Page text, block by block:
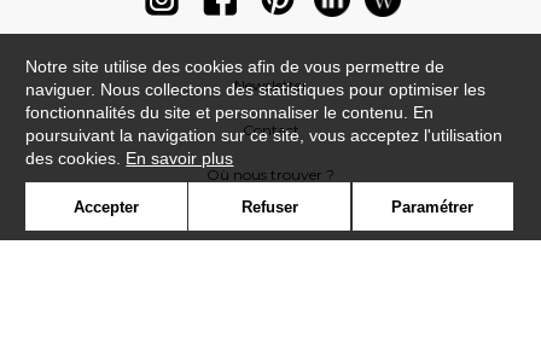
Newsletter
Contact
Où nous trouver ?
Notre site utilise des cookies afin de vous permettre de
naviguer. Nous collectons des statistiques pour optimiser les
fonctionnalités du site et personnaliser le contenu. En
poursuivant la navigation sur ce site, vous acceptez l'utilisation
des cookies. En savoir plus
Accepter Refuser Paramétrer